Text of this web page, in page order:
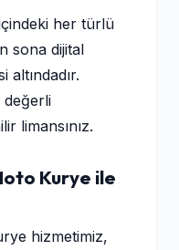
her türlü
sona dijital
değerli
limansınız.
Kurye ile
hizmetimiz,